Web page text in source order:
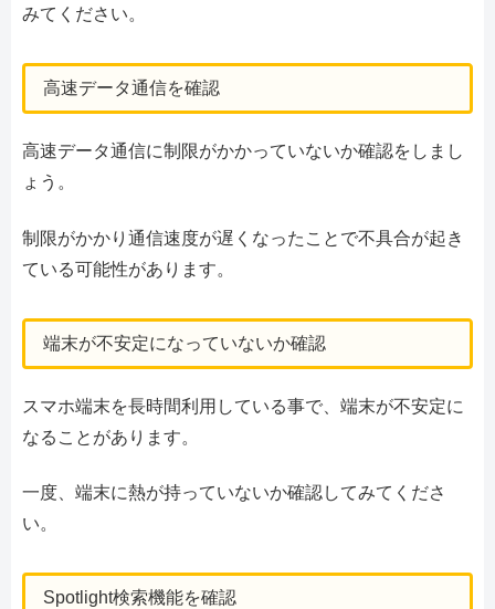
みてください。
高速データ通信を確認
高速データ通信に制限がかかっていないか確認をしまし
ょう。
制限がかかり通信速度が遅くなったことで不具合が起き
ている可能性があります。
端末が不安定になっていないか確認
スマホ端末を長時間利用している事で、端末が不安定に
なることがあります。
一度、端末に熱が持っていないか確認してみてくださ
い。
Spotlight検索機能を確認